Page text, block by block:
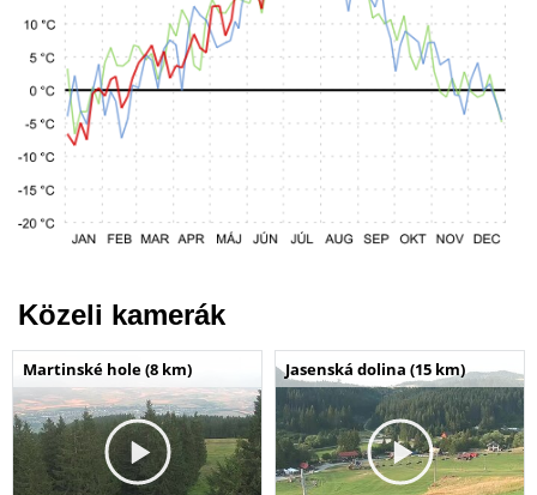
Közeli kamerák
Martinské hole (8 km) Jasenská dolina (15 km)